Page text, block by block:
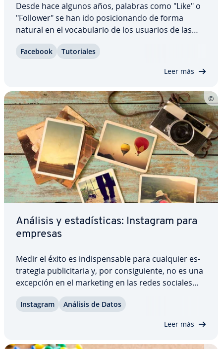
Desde hace algunos años, palabras como "Like" o
"Follower" se han ido po­si­cio­na­n­do de forma
natural en el vo­ca­bu­la­rio de los usuarios de las
marketing en las empresas, estas palabras son la
Facebook Tu­to­ria­les
Leer más
Análisis y es­ta­dí­s­ti­cas: Instagram para
empresas
Medir el éxito es in­di­s­pe­n­sa­ble para cualquier es­
tra­te­gia pu­bli­ci­ta­ria y, por co­n­si­guie­n­te, no es una
excepción en el marketing en las redes sociales
se­gu­ri­dad en cuanto a las es­tra­te­gias de la pla­ta­fo­
Instagram Análisis de Datos
Leer más